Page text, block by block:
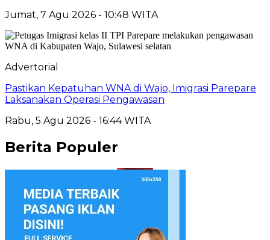
Jumat, 7 Agu 2026 - 10:48 WITA
Advertorial
Pastikan Kepatuhan WNA di Wajo, Imigrasi Parepare
Laksanakan Operasi Pengawasan
Rabu, 5 Agu 2026 - 16:44 WITA
Berita Populer